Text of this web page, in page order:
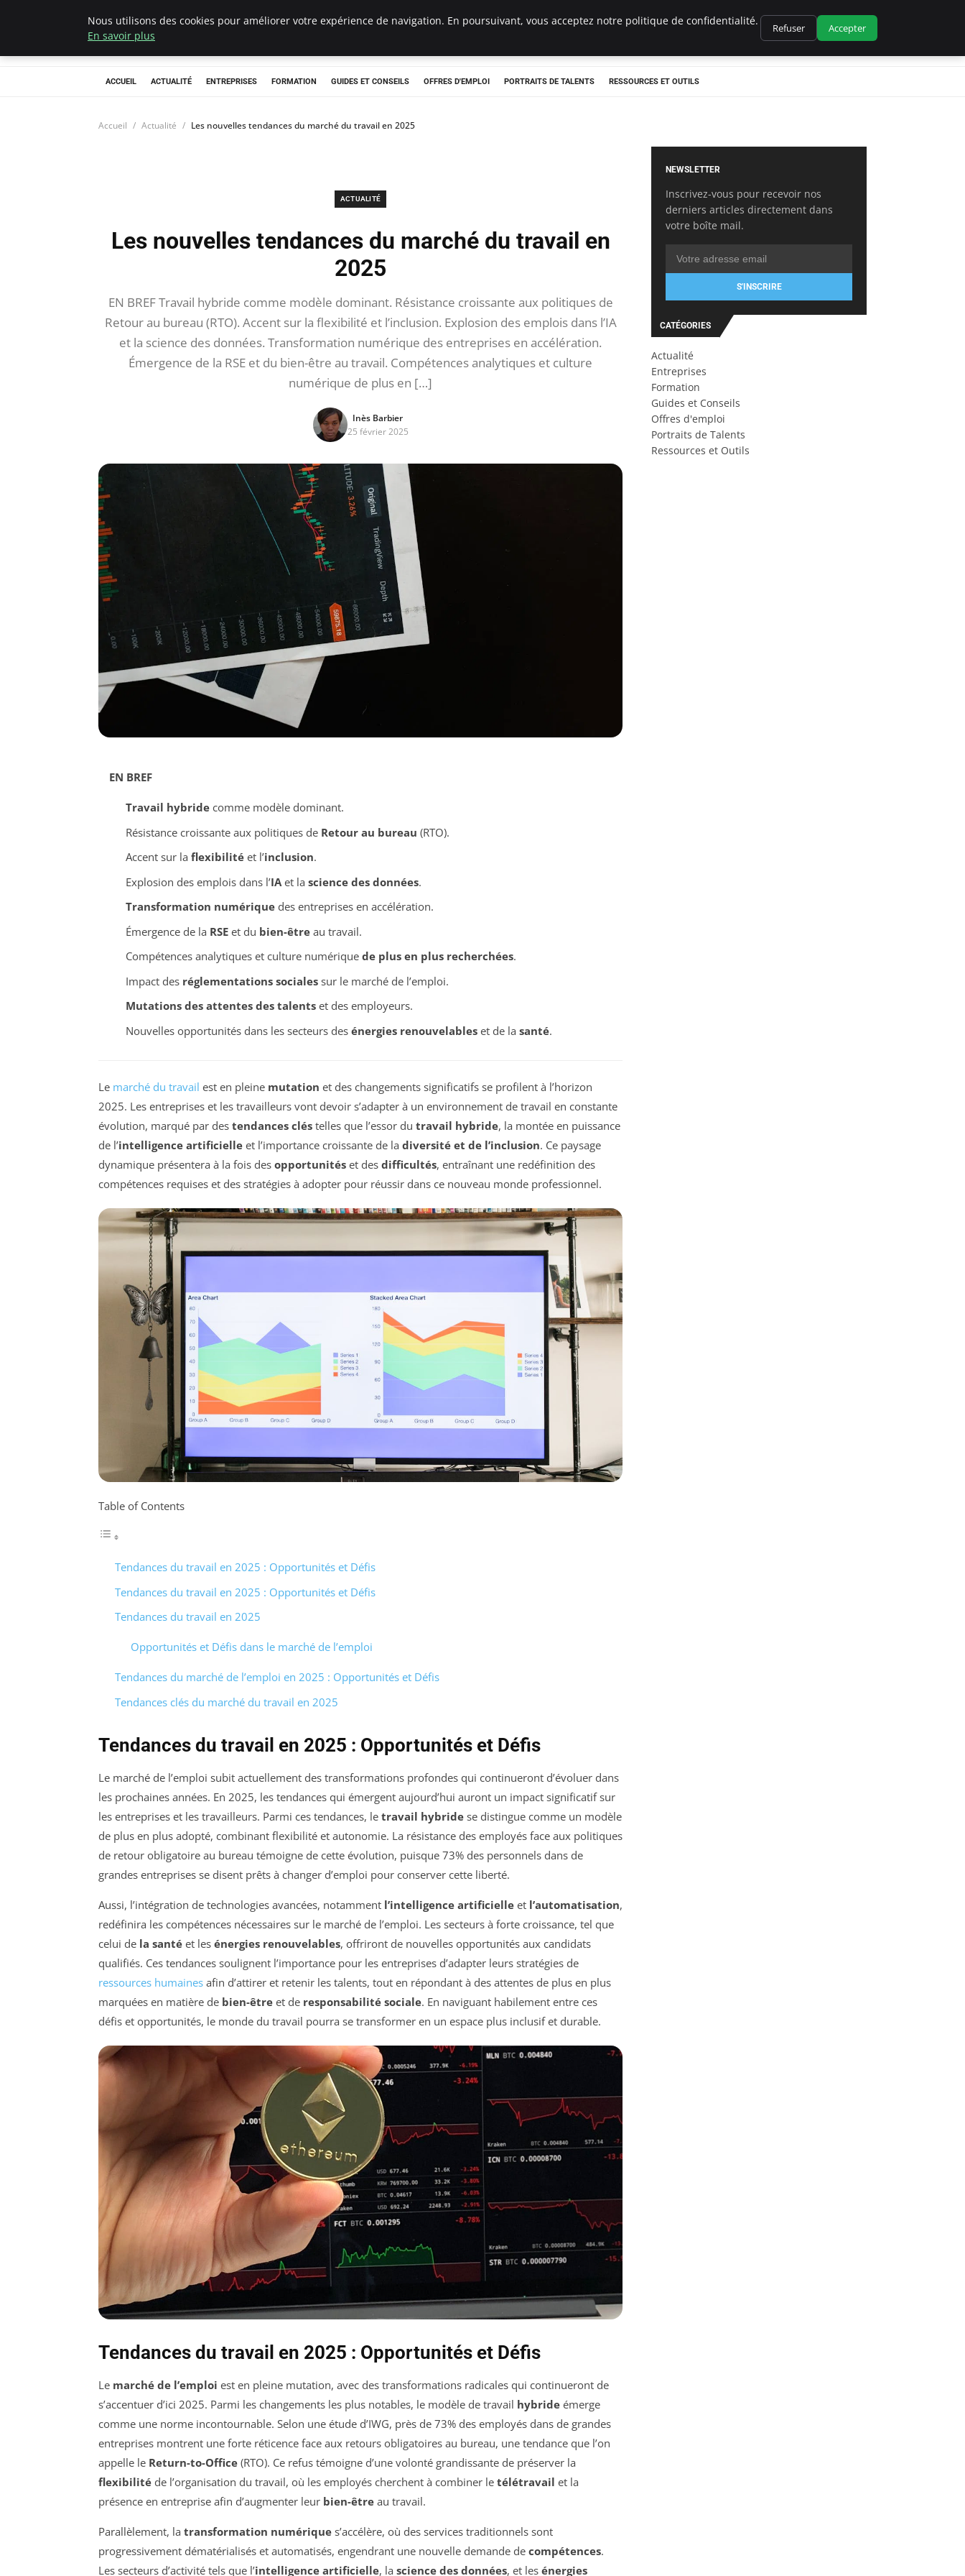
Chasseur De Tête
ACCUEIL ACTUALITÉ ENTREPRISES FORMATION GUIDES ET CONSEILS OFFRES D'EMPLOI PORTRAITS DE TALENTS RESSOURCES ET OUTILS
Accueil Actualité Les nouvelles tendances du marché du travail en 2025
ACTUALITÉ
Les nouvelles tendances du marché du travail en
2025
EN BREF Travail hybride comme modèle dominant. Résistance croissante aux politiques de
Retour au bureau (RTO). Accent sur la flexibilité et l’inclusion. Explosion des emplois dans l’IA
et la science des données. Transformation numérique des entreprises en accélération.
Émergence de la RSE et du bien-être au travail. Compétences analytiques et culture
numérique de plus en […]
Inès Barbier
25 février 2025
EN BREF
Travail hybridecomme modèle dominant.
Résistance croissante aux politiques de Retour au bureau (RTO).
Accent sur la flexibilitéet l’inclusion.
Explosion des emplois dans l’IAet la science des données.
Transformation numériquedes entreprises en accélération.
Émergence de la RSEet du bien-êtreau travail.
Compétences analytiques et culture numérique de plus en plus recherchées.
Impact des réglementations socialessur le marché de l’emploi.
Mutations des attentes des talentset des employeurs.
Nouvelles opportunités dans les secteurs des énergies renouvelableset de la santé.
Le marché du travail est en pleine mutation et des changements significatifs se profilent à l’horizon
2025. Les entreprises et les travailleurs vont devoir s’adapter à un environnement de travail en constante
évolution, marqué par des tendances clés telles que l’essor du travail hybride, la montée en puissance
de l’intelligence artificielle et l’importance croissante de la diversité et de l’inclusion. Ce paysage
dynamique présentera à la fois des opportunités et des difficultés, entraînant une redéfinition des
compétences requises et des stratégies à adopter pour réussir dans ce nouveau monde professionnel.
Table of Contents
Tendances du travail en 2025 : Opportunités et Défis
Tendances du travail en 2025 : Opportunités et Défis
Tendances du travail en 2025
Opportunités et Défis dans le marché de l’emploi
Tendances du marché de l’emploi en 2025 : Opportunités et Défis
Tendances clés du marché du travail en 2025
Tendances du travail en 2025 : Opportunités et Défis
Le marché de l’emploi subit actuellement des transformations profondes qui continueront d’évoluer dans
les prochaines années. En 2025, les tendances qui émergent aujourd’hui auront un impact significatif sur
les entreprises et les travailleurs. Parmi ces tendances, le travail hybride se distingue comme un modèle
de plus en plus adopté, combinant flexibilité et autonomie. La résistance des employés face aux politiques
de retour obligatoire au bureau témoigne de cette évolution, puisque 73% des personnels dans de
grandes entreprises se disent prêts à changer d’emploi pour conserver cette liberté.
Aussi, l’intégration de technologies avancées, notamment l’intelligence artificielle et l’automatisation,
redéfinira les compétences nécessaires sur le marché de l’emploi. Les secteurs à forte croissance, tel que
celui de la santé et les énergies renouvelables, offriront de nouvelles opportunités aux candidats
qualifiés. Ces tendances soulignent l’importance pour les entreprises d’adapter leurs stratégies de
ressources humaines afin d’attirer et retenir les talents, tout en répondant à des attentes de plus en plus
marquées en matière de bien-être et de responsabilité sociale. En naviguant habilement entre ces
défis et opportunités, le monde du travail pourra se transformer en un espace plus inclusif et durable.
Tendances du travail en 2025 : Opportunités et Défis
Le marché de l’emploi est en pleine mutation, avec des transformations radicales qui continueront de
s’accentuer d’ici 2025. Parmi les changements les plus notables, le modèle de travail hybride émerge
comme une norme incontournable. Selon une étude d’IWG, près de 73% des employés dans de grandes
entreprises montrent une forte réticence face aux retours obligatoires au bureau, une tendance que l’on
appelle le Return-to-Office (RTO). Ce refus témoigne d’une volonté grandissante de préserver la
flexibilité de l’organisation du travail, où les employés cherchent à combiner le télétravail et la
présence en entreprise afin d’augmenter leur bien-être au travail.
Parallèlement, la transformation numérique s’accélère, où des services traditionnels sont
progressivement dématérialisés et automatisés, engendrant une nouvelle demande de compétences.
Les secteurs d’activité tels que l’intelligence artificielle, la science des données, et les énergies
NEWSLETTER
Inscrivez-vous pour recevoir nos
derniers articles directement dans
votre boîte mail.
S'INSCRIRE
CATÉGORIES
Actualité
Entreprises
Formation
Guides et Conseils
Offres d'emploi
Portraits de Talents
Ressources et Outils
Nous utilisons des cookies pour améliorer votre expérience de navigation. En poursuivant, vous acceptez notre politique de confidentialité.
En savoir plus
Refuser Accepter